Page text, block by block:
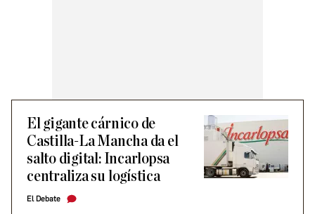
El gigante cárnico de
Castilla-La Mancha da el
salto digital: Incarlopsa
centraliza su logística
El Debate